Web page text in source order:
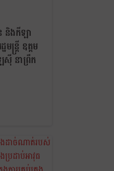
និងកីឡា
ន្ត្រី ឧត្តម
ស៊ី នាព្រឹក